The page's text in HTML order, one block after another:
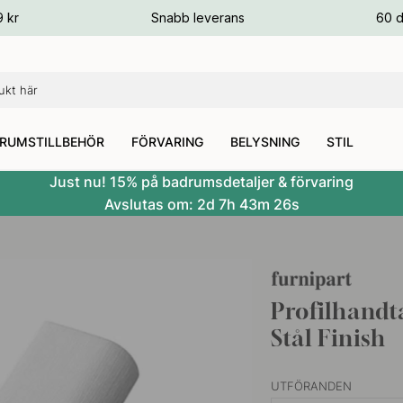
kr Snabb leverans 60
FÖRVARING BELYSNING STIL
Just nu! 15% på badrumsdetaljer & förvaring
Avslutas om: 2d 7h 43m 25s
Stål Finish
UTFÖRANDEN